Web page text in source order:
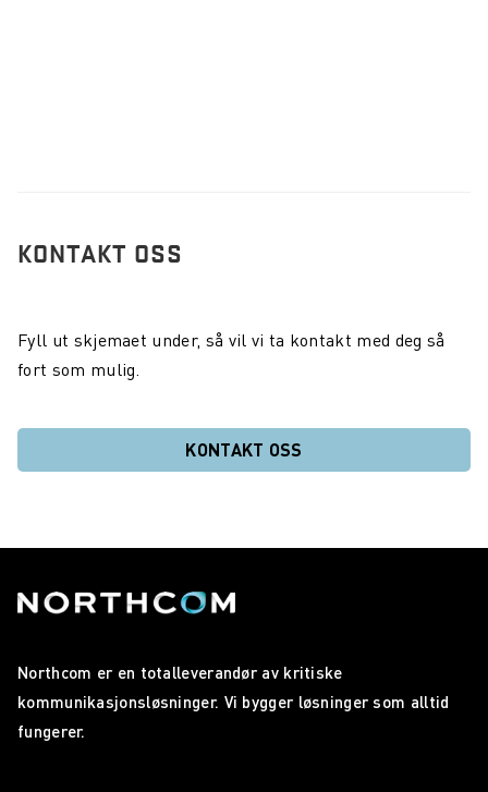
KONTAKT OSS
Fyll ut skjemaet under, så vil vi ta kontakt med deg så
fort som mulig.
KONTAKT OSS
Northcom er en totalleverandør av kritiske
kommunikasjonsløsninger. Vi bygger løsninger som alltid
fungerer.